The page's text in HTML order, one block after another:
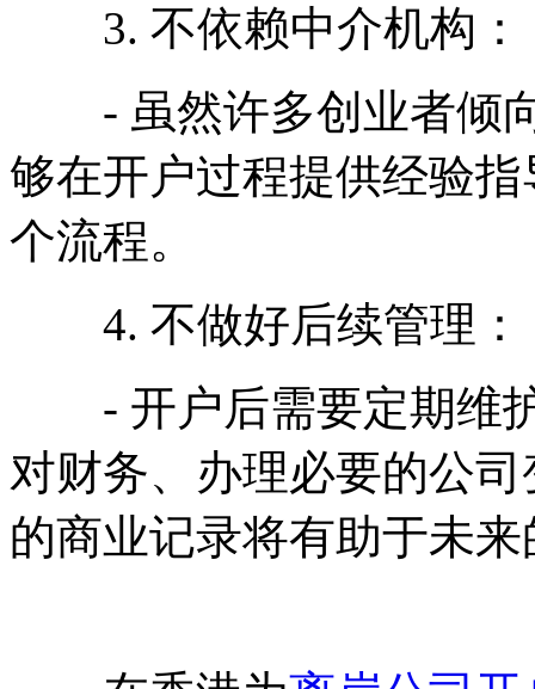
3. 不依赖中介机构：
- 虽然许多创业者倾向
够在开户过程提供经验
个流程。
4. 不做好后续管理：
- 开户后需要定期维护
对财务、办理必要的公
的商业记录将有助于未